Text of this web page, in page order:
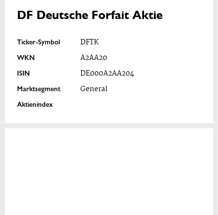
DF Deutsche Forfait Aktie
Ticker-Symbol DFTK
WKN A2AA20
ISIN DE000A2AA204
Marktsegment General
Aktienindex